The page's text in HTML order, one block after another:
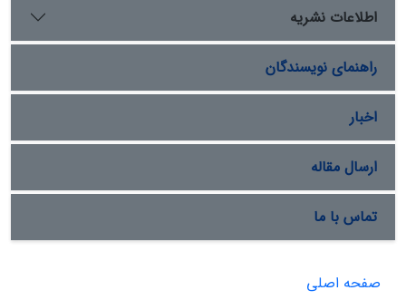
اطلاعات نشریه
راهنمای نویسندگان
اخبار
ارسال مقاله
تماس با ما
صفحه اصلی